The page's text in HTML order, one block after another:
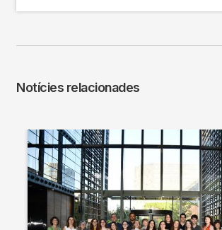
Notícies relacionades